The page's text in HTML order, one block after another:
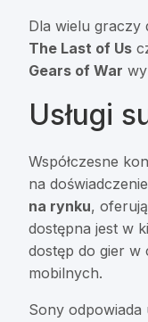
Dla wielu graczy
The Last of Us
Gears of War
Usługi
Współczesne
na
na rynku,
dostępna jest w
dostęp do gier w
mobilnych.
Sony